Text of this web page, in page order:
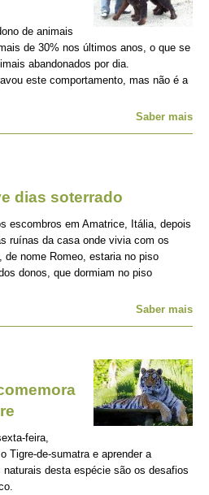
de animais
de 30% nos últimos anos, o que se
abandonados por dia.
este comportamento, mas não é a
Saber mais
dias soterrado
escombros em Amatrice, Itália, depois
ruínas da casa onde vivia com os
de nome Romeo, estaria no piso
donos, que dormiam no piso
Saber mais
feira,
Tigre-de-sumatra e aprender a
desta espécie são os desafios